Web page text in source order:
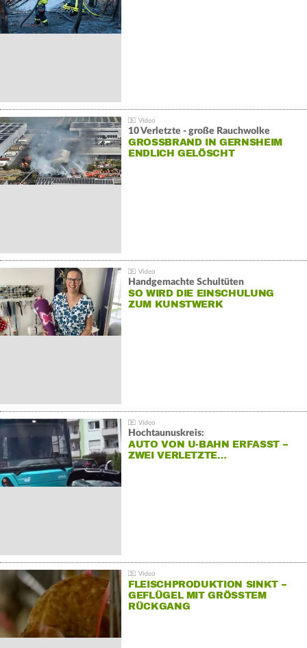
10 Verletzte - große Rauchwolke
GROSSBRAND IN GERNSHEIM E
NDLICH GELÖSCHT
Handgemachte Schultüten
SO WIRD DIE EINSCHULUNG
ZUM KUNSTWERK
Hochtaunuskreis:
AUTO VON U-BAHN ERFASST –
ZWEI VERLETZTE…
FLEISCHPRODUKTION SINKT –
GEFLÜGEL MIT GRÖSSTEM R
ÜCKGANG